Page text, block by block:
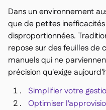
 Prévisions des ventes
 Tableaux de bord
 Feuille de calcul
Open API
Delta Sharing
Dans un environnement
que de petites
disproportionnées.
repose sur des feuilles de
manuels qui ne
précision qu'exige
Simplifier votre
Optimiser